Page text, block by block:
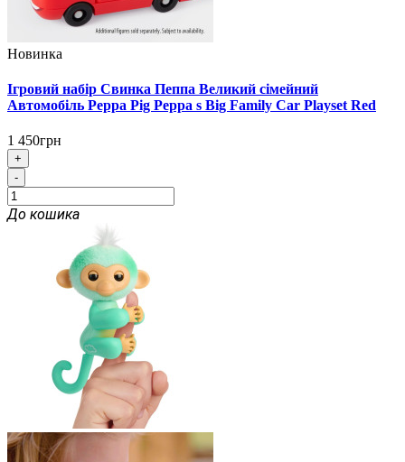
Новинка
Ігровий набір Свинка Пеппа Великий сімейний
Автомобіль Peppa Pig Peppa s Big Family Car Playset Red
1 450грн
+
-
До кошика